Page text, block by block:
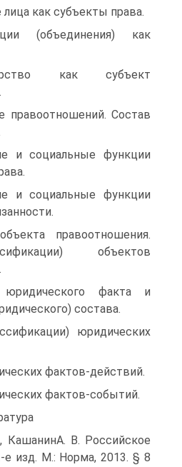
как субъекты права.
(объединения) как
как субъект
правоотношений. Состав
и социальные функции
и социальные функции
правоотношения.
объектов
факта и
состава.
юридических
фактов-действий.
фактов-событий.
КашанинА. В. Российское
е изд. М.: Норма, 2013. § 8